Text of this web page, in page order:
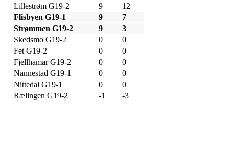
Lillestrøm G19-2
9
12
Flisbyen G19-1
9
7
Strømmen G19-2
9
3
Skedsmo G19-2
0
0
Fet G19-2
0
0
Fjellhamar G19-2
0
0
Nannestad G19-1
0
0
Nittedal G19-1
0
0
Rælingen G19-2
-1 -3